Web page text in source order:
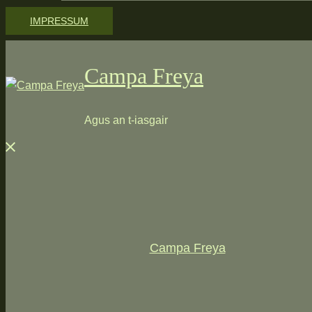
IMPRESSUM
Campa Freya
Agus an t-iasgair
Menü
Campa Freya